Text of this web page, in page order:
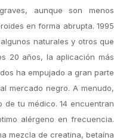
aunque son menos
en forma abrupta. 1995
naturales y otros que
20 años, la aplicación más
ha empujado a gran parte
mercado negro. A menudo,
tu médico. 14 encuentran
alérgeno en frecuencia.
mezcla de creatina, betaína